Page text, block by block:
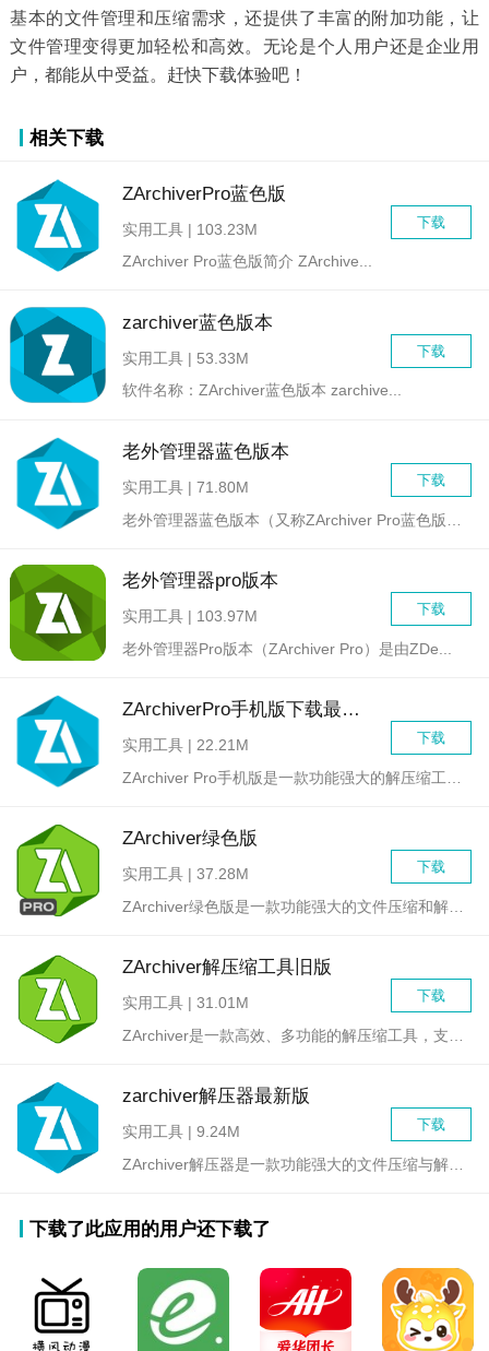
基本的文件管理和压缩需求，还提供了丰富的附加功能，让
文件管理变得更加轻松和高效。无论是个人用户还是企业用
户，都能从中受益。赶快下载体验吧！
相关下载
ZArchiverPro蓝色版
下载
实用工具 | 103.23M
ZArchiver Pro蓝色版简介 ZArchive...
zarchiver蓝色版本
下载
实用工具 | 53.33M
软件名称：ZArchiver蓝色版本 zarchive...
老外管理器蓝色版本
下载
实用工具 | 71.80M
老外管理器pro版本
下载
实用工具 | 103.97M
老外管理器Pro版本（ZArchiver Pro）是由ZDe...
ZArchiverPro手机版下载最新版
下载
实用工具 | 22.21M
ZArchiver绿色版
下载
实用工具 | 37.28M
ZArchiver解压缩工具旧版
下载
实用工具 | 31.01M
zarchiver解压器最新版
下载
实用工具 | 9.24M
下载了此应用的用户还下载了